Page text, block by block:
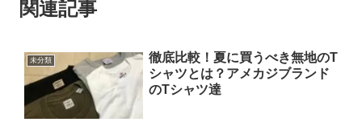
関連記事
未分類
徹底比較！夏に買うべき無地のT
シャツとは？アメカジブランド
のTシャツ達